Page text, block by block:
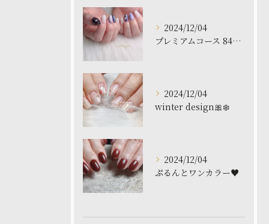
2024/12/04
プレミアムコース 8480円
2024/12/04
winter design🎀❄️
2024/12/04
ぷるんとワンカラー♥️